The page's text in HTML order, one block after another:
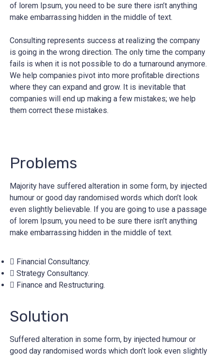
of lorem Ipsum, you need to be sure there isn’t anything
make embarrassing hidden in the middle of text.
Consulting represents success at realizing the company
is going in the wrong direction. The only time the company
fails is when it is not possible to do a turnaround anymore.
We help companies pivot into more profitable directions
where they can expand and grow. It is inevitable that
companies will end up making a few mistakes; we help
them correct these mistakes.
Problems
Majority have suffered alteration in some form, by injected
humour or good day randomised words which don’t look
even slightly believable. If you are going to use a passage
of lorem Ipsum, you need to be sure there isn’t anything
make embarrassing hidden in the middle of text.
Financial Consultancy.
Strategy Consultancy.
Finance and Restructuring.
Solution
Suffered alteration in some form, by injected humour or
good day randomised words which don’t look even slightly